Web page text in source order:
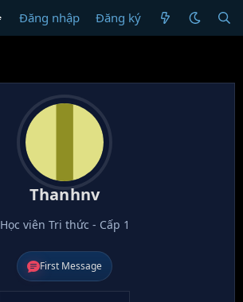
Đăng nhập Đăng ký
T
Thanhnv
Học viên Tri thức - Cấp 1
First Message